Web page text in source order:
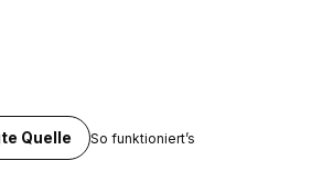
Quelle So funktioniert’s